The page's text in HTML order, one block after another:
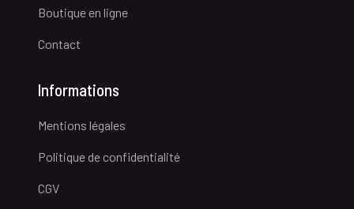
Boutique en ligne
Contact
Informations
Mentions légales
Politique de confidentialité
CGV